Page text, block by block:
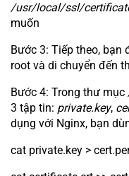
/usr/local/ssl/
muốn
Bước 3: Tiếp theo, bạn
root và di chuyển đến
Bước 4: Trong thư mục
3 tập tin: private.key,
dụng với Nginx, bạn
cat private.key >